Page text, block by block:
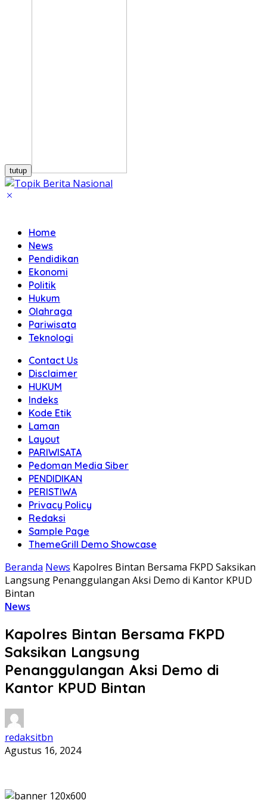
tutup
Home
News
Pendidikan
Ekonomi
Politik
Hukum
Olahraga
Pariwisata
Teknologi
Contact Us
Disclaimer
HUKUM
Indeks
Kode Etik
Laman
Layout
PARIWISATA
Pedoman Media Siber
PENDIDIKAN
PERISTIWA
Privacy Policy
Redaksi
Sample Page
ThemeGrill Demo Showcase
Beranda News Kapolres Bintan Bersama FKPD Saksikan
Langsung Penanggulangan Aksi Demo di Kantor KPUD
Bintan
News
Kapolres Bintan Bersama FKPD
Saksikan Langsung
Penanggulangan Aksi Demo di
Kantor KPUD Bintan
redaksitbn
Agustus 16, 2024